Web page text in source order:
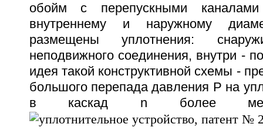
обойм с перепускными
внутреннему и наружному
размещены уплотнения:
неподвижного соединения, внутри -
идея такой конструктивной схемы -
большого перепада давления P на
в каскад n более